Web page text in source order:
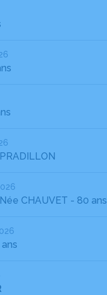
Née CHAUVET - 80 ans